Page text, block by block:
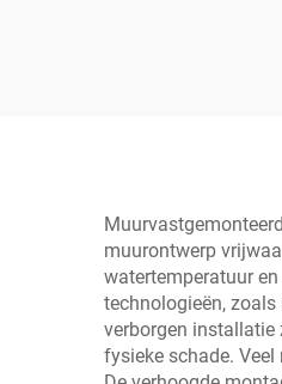
muurontwerp
watertemperatuur
technologieën,
verborgen installatie
fysieke schade.